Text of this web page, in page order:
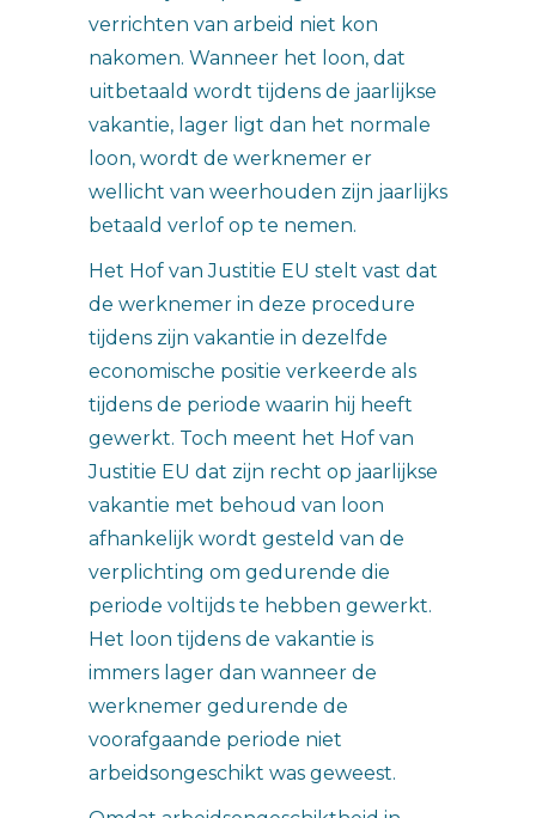
verrichten van arbeid niet kon
nakomen. Wanneer het loon, dat
uitbetaald wordt tijdens de jaarlijkse
vakantie, lager ligt dan het normale
loon, wordt de werknemer er
wellicht van weerhouden zijn jaarlijks
betaald verlof op te nemen.
Het Hof van Justitie EU stelt vast dat
de werknemer in deze procedure
tijdens zijn vakantie in dezelfde
economische positie verkeerde als
tijdens de periode waarin hij heeft
gewerkt. Toch meent het Hof van
Justitie EU dat zijn recht op jaarlijkse
vakantie met behoud van loon
afhankelijk wordt gesteld van de
verplichting om gedurende die
periode voltijds te hebben gewerkt.
Het loon tijdens de vakantie is
immers lager dan wanneer de
werknemer gedurende de
voorafgaande periode niet
arbeidsongeschikt was geweest.